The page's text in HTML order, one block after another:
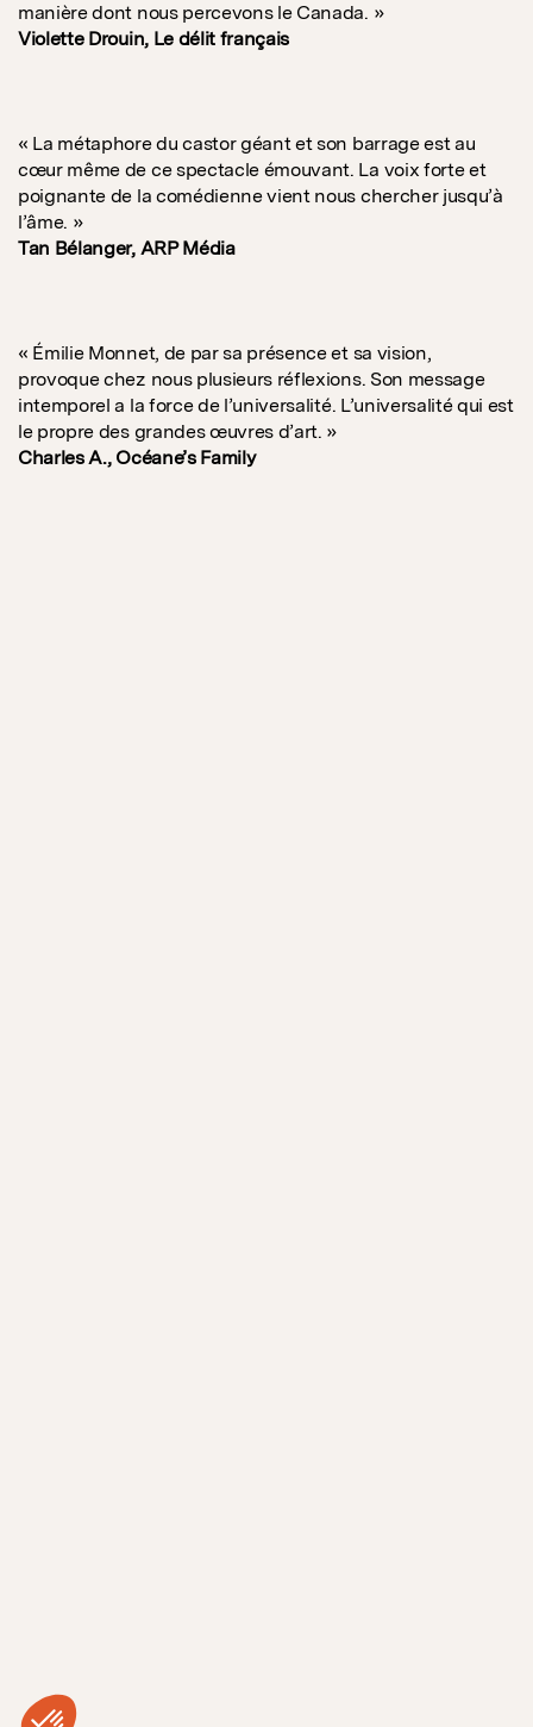
manière dont nous percevons le Canada. »
Violette Drouin, Le délit français
« La métaphore du castor géant et son barrage est au
cœur même de ce spectacle émouvant. La voix forte et
poignante de la comédienne vient nous chercher jusqu’à
l’âme. »
Tan Bélanger, ARP Média
« Émilie Monnet, de par sa présence et sa vision,
provoque chez nous plusieurs réflexions. Son message
intemporel a la force de l’universalité. L’universalité qui est
le propre des grandes œuvres d’art. »
Charles A., Océane’s Family